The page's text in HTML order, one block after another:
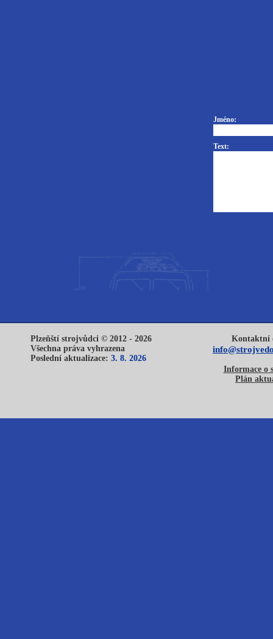
Jméno:
Text:
Plzeňští strojvůdci © 2012 - 2026
Všechna práva vyhrazena
Poslední aktualizace: 3. 8. 2026
Kontaktní
Informace o
Plán